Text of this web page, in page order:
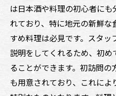
は日本酒や料理の初心者に
れており、特に地元の新鮮
すめ料理は必見です。スタ
説明をしてくれるため、初
ることができます。初訪問
も用意されており、これに